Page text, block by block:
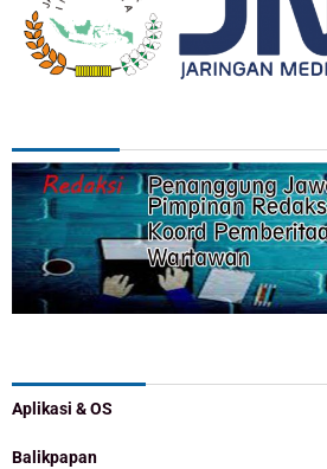
Aplikasi & OS
Balikpapan